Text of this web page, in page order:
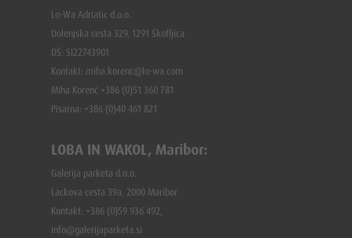
Lo-Wa Adriatic d.o.o.
Dolenjska cesta 329, 1291 Škofljica
DŠ: SI22743901
Kontakt: miha.korenc@lo-wa.com
Miha Korenč +386 (0)51 360 781
Pisarna: +386 (0)40 461 821
LOBA IN WAKOL, Maribor:
Galerija parketa d.o.o.
Lackova cesta 39a, 2000 Maribor
Kontakt: +386 (0)59 936 492,
info@galerijaparketa.si